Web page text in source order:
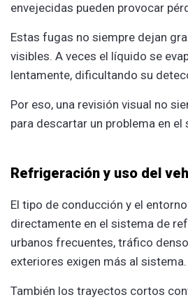
envejecidas pueden provocar
Estas fugas no siempre dejan
visibles. A veces el líquido se
lentamente, dificultando su
Por eso, una revisión visual no
para descartar un problema en el
Refrigeración y uso del
El tipo de conducción y el
directamente en el sistema de
urbanos frecuentes, tráfico
exteriores exigen más al sistema.
También los trayectos cortos